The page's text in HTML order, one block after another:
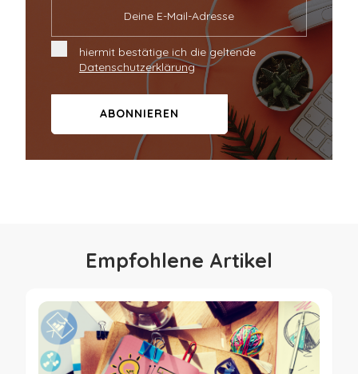
hiermit bestätige ich die geltende
Datenschutzerklärung
Empfohlene Artikel